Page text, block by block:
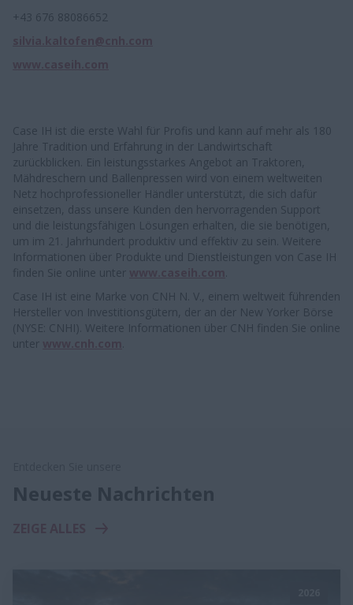
+43 676 88086652
Case IH ist die erste Wahl für Profis und kann auf mehr als 180
Jahre Tradition und Erfahrung in der Landwirtschaft
zurückblicken. Ein leistungsstarkes Angebot an Traktoren,
Mähdreschern und Ballenpressen wird von einem weltweiten
Netz hochprofessioneller Händler unterstützt, die sich dafür
einsetzen, dass unsere Kunden den hervorragenden Support
und die leistungsfähigen Lösungen erhalten, die sie benötigen,
um im 21. Jahrhundert produktiv und effektiv zu sein. Weitere
Informationen über Produkte und Dienstleistungen von Case IH
finden Sie online unter
Case IH ist eine Marke von CNH N. V., einem weltweit führenden
Hersteller von Investitionsgütern, der an der New Yorker Börse
(NYSE: CNHI). Weitere Informationen über CNH finden Sie online
unter
Neueste Nachrichten